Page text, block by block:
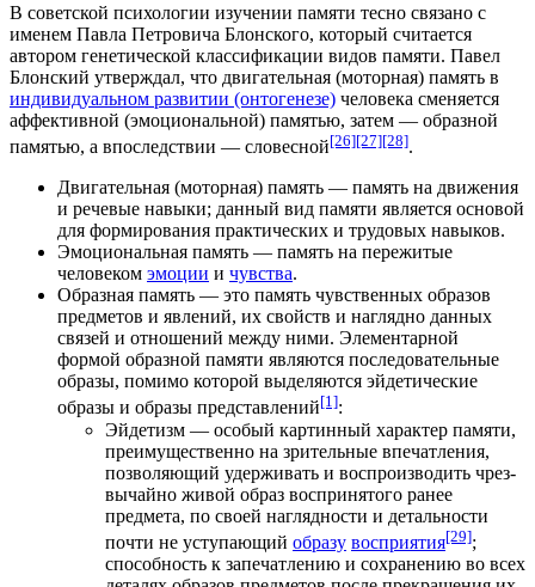
В советской психологии изучении памяти тесно связано с
именем Павла Петровича Блонского, который считается
автором генетической классификации видов памяти. Павел
Блонский утверждал, что двигательная (моторная) память в
индивидуальном развитии (онтогенезе) человека сменяется
аффективной (эмоциональной) памятью, затем — образной
памятью, а впоследствии — словесной[26][27][28].
Двигательная (моторная) память — память на движения
и речевые навыки; данный вид памяти является основой
для формирования практических и трудовых навыков.
Эмоциональная память — память на пережитые
человеком эмоции и чувства.
Образная память — это память чувственных образов
предметов и явлений, их свойств и наглядно данных
связей и отношений между ними. Элементарной
формой образной памяти являются последовательные
образы, помимо которой выделяются эйдетические
образы и образы представлений[1]:
Эйдетизм — особый картинный характер памяти,
преимущественно на зрительные впечатле­ния,
позволяющий удерживать и воспроизводить чрез­
вычайно живой образ воспринятого ранее
предмета, по своей наглядности и детальности
почти не уступающий образу восприятия[29];
способность к запечатлению и сохранению во всех